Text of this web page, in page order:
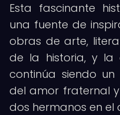
Esta fascinante
una fuente de
obras de arte,
de la historia, y la
continúa siendo
del amor fraternal
dos hermanos en el